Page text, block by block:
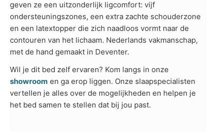
geven ze een uitzonderlijk ligcomfort: vijf
ondersteuningszones, een extra zachte schouderzone
en een latextopper die zich naadloos vormt naar de
contouren van het lichaam. Nederlands vakmanschap,
met de hand gemaakt in Deventer.
Wil je dit bed zelf ervaren? Kom langs in onze
showroom en ga erop liggen. Onze slaapspecialisten
vertellen je alles over de mogelijkheden en helpen je
het bed samen te stellen dat bij jou past.